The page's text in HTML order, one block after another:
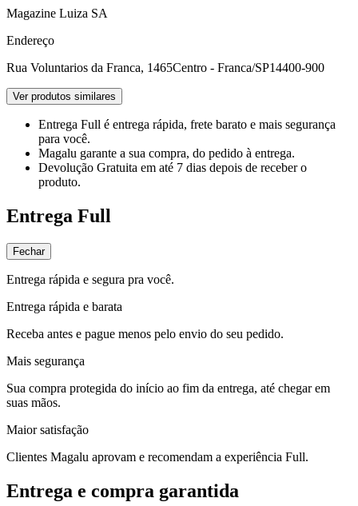
Magazine Luiza SA
Endereço
Rua Voluntarios da Franca, 1465Centro - Franca/SP14400-900
Ver produtos similares
Entrega Full é entrega rápida, frete barato e mais segurança
para você.
Magalu garante a sua compra, do pedido à entrega.
Devolução Gratuita em até 7 dias depois de receber o
produto.
Entrega Full
Fechar
Entrega rápida e segura pra você.
Entrega rápida e barata
Receba antes e pague menos pelo envio do seu pedido.
Mais segurança
Sua compra protegida do início ao fim da entrega, até chegar em
suas mãos.
Maior satisfação
Clientes Magalu aprovam e recomendam a experiência Full.
Entrega e compra garantida